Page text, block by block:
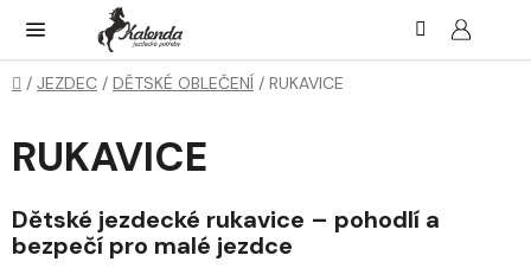
obsah
Domů
/ JEZDEC / DĚTSKÉ OBLEČENÍ / RUKAVICE
RUKAVICE
Dětské jezdecké rukavice – pohodlí a
bezpečí pro malé jezdce